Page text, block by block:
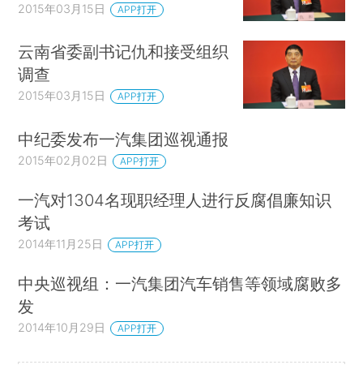
2015年03月15日 APP打开
云南省委副书记仇和接受组织
调查
2015年03月15日 APP打开
中纪委发布一汽集团巡视通报
2015年02月02日 APP打开
一汽对1304名现职经理人进行反腐倡廉知识
考试
2014年11月25日 APP打开
中央巡视组：一汽集团汽车销售等领域腐败多
发
2014年10月29日 APP打开